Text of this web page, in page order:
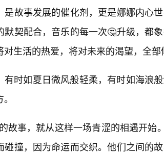
故事发展的催化剂，更是娜娜内心
默契配合，音乐的每一次🤔升级，都
生活的热爱，将对未来的渴望，全部
有时如夏日微风般轻柔，有时如海浪
故事，就从这样一场青涩的相遇开始
碰撞，因为命运而交织。他们之间的